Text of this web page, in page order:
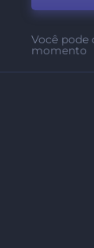
Você pode
momento